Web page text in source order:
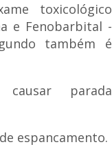
toxicológico
e Fenobarbital -
também é
parada
espancamento.